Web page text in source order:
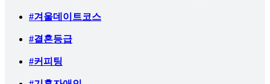
#겨울데이트코스
#결혼등급
#커피팅